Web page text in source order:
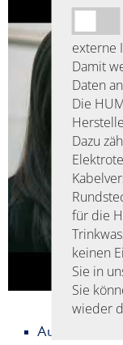
externe
Damit
Daten
Die
Dazu
für die
keinen
Sie in
Sie
wieder
Ausbildung